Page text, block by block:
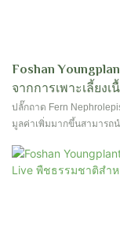
Foshan
จากการเพาะเลี้ยง
ปลั๊กถาด Fern
มูลค่าเพิ่มมากขึ้นสามารถ